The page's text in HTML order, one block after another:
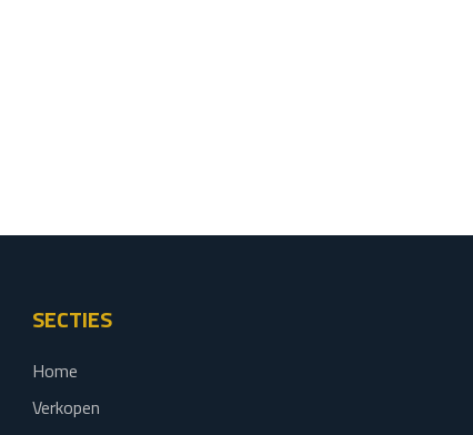
SECTIES
Home
Verkopen